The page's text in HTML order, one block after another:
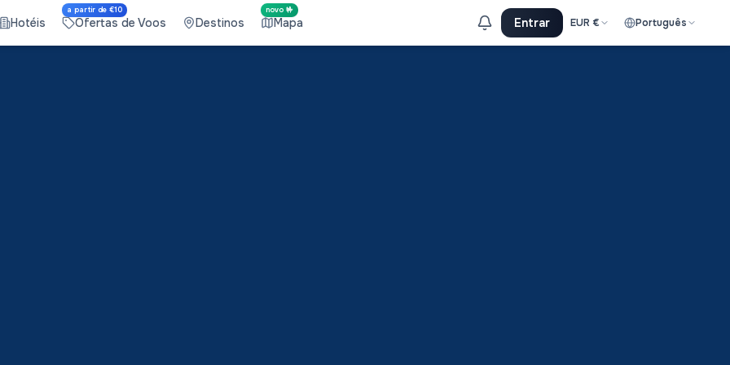
Hotéis
a partir de €10
Ofertas de Voos Destinos
novo 🤟
Mapa Entrar EUR € Português